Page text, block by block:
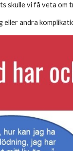
skulle vi få veta om
eller andra